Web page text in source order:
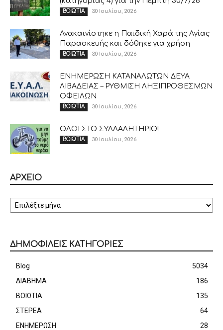
ΒΟΙΩΤΙΑ 30 Ιουλίου, 2026
Ανακαινίστηκε η Παιδική Χαρά της Αγίας
Παρασκευής και δόθηκε για χρήση
ΒΟΙΩΤΙΑ 30 Ιουλίου, 2026
ΕΝΗΜΕΡΩΣΗ ΚΑΤΑΝΑΛΩΤΩΝ ΔΕΥΑ
ΛΙΒΑΔΕΙΑΣ – ΡΥΘΜΙΣΗ ΛΗΞΙΠΡΟΘΕΣΜΩΝ
ΟΦΕΙΛΩΝ
ΒΟΙΩΤΙΑ 30 Ιουλίου, 2026
ΟΛΟΙ ΣΤΟ ΣΥΛΛΑΛΗΤΗΡΙΟ!
ΒΟΙΩΤΙΑ 30 Ιουλίου, 2026
ΑΡΧΕΙΟ
ΔΗΜΟΦΙΛΕΙΣ ΚΑΤΗΓΟΡΙΕΣ
Blog
5034
ΔΙΑΒΗΜΑ
186
ΒΟΙΩΤΙΑ
135
ΣΤΕΡΕΑ
64
ΕΝΗΜΕΡΩΣΗ
28